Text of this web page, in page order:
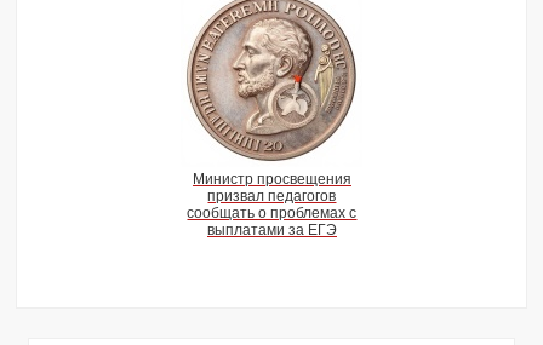
Министр просвещения
призвал педагогов
сообщать о проблемах с
выплатами за ЕГЭ